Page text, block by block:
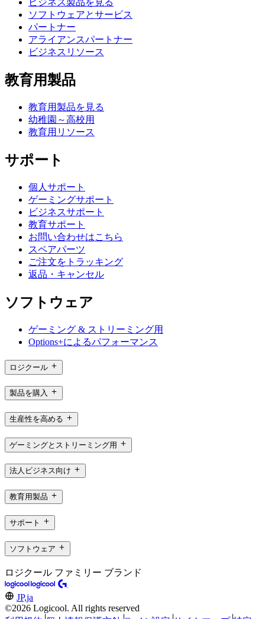
ビジネス製品を見る
ソフトウェアとサービス
パートナー
アライアンスパートナー
ビジネスリソース
教育用製品
教育用製品を見る
幼稚園～高校用
教育用リソース
サポート
個人サポート
ゲーミングサポート
ビジネスサポート
教育サポート
お問い合わせはこちら
スペアパーツ
ご注文をトラッキング
返品・キャンセル
ソフトウェア
ゲーミング & ストリーミング用
Options+によるパフォーマンス
ロジクール
製品を購入
生産性を高める
ゲーミングとストリーミング用
法人ビジネス向け
教育用製品
サポート
ソフトウェア
ロジクール ファミリー ブランド
JP,ja
©2026 Logicool. All rights reserved